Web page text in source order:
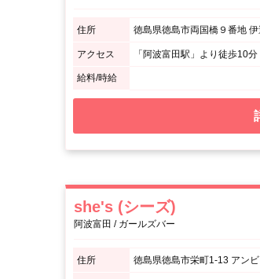
住所 徳島県徳島市両国橋９番地 伊
アクセス 「阿波富田駅」より徒歩10分
給料/時給
she's (シーズ)
阿波富田 / ガールズバー
住所 徳島県徳島市栄町1-13 アン